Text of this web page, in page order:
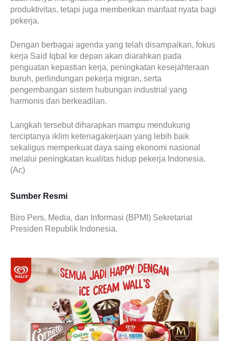
produktivitas, tetapi juga memberikan manfaat nyata bagi
pekerja.
Dengan berbagai agenda yang telah disampaikan, fokus
kerja Said Iqbal ke depan akan diarahkan pada
penguatan kepastian kerja, peningkatan kesejahteraan
buruh, perlindungan pekerja migran, serta
pengembangan sistem hubungan industrial yang
harmonis dan berkeadilan.
Langkah tersebut diharapkan mampu mendukung
terciptanya iklim ketenagakerjaan yang lebih baik
sekaligus memperkuat daya saing ekonomi nasional
melalui peningkatan kualitas hidup pekerja Indonesia.
(Ac)
Sumber Resmi
Biro Pers, Media, dan Informasi (BPMI) Sekretariat
Presiden Republik Indonesia.